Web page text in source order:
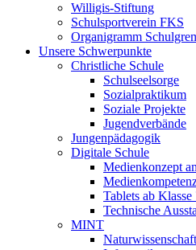
Willigis-Stiftung
Schulsportverein FKS
Organigramm
Unsere Schwerpunkte
Christliche Schule
Schulseelsorge
Sozialpraktikum
Soziale Projekte
Jugendverbände
Jungenpädagogik
Digitale Schule
Medienkonzept
Tablets ab Klasse
Technische
MINT